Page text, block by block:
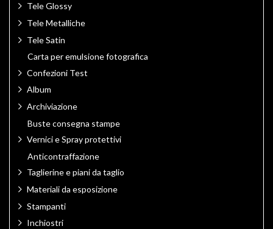
Tele Glossy
Tele Metalliche
Tele Satin
Carta per emulsione fotografica
Confezioni Test
Album
Archiviazione
Buste consegna stampe
Vernici e Spray protettivi
Anticontraffazione
Taglierine e piani da taglio
Materiali da esposizione
Stampanti
Inchiostri